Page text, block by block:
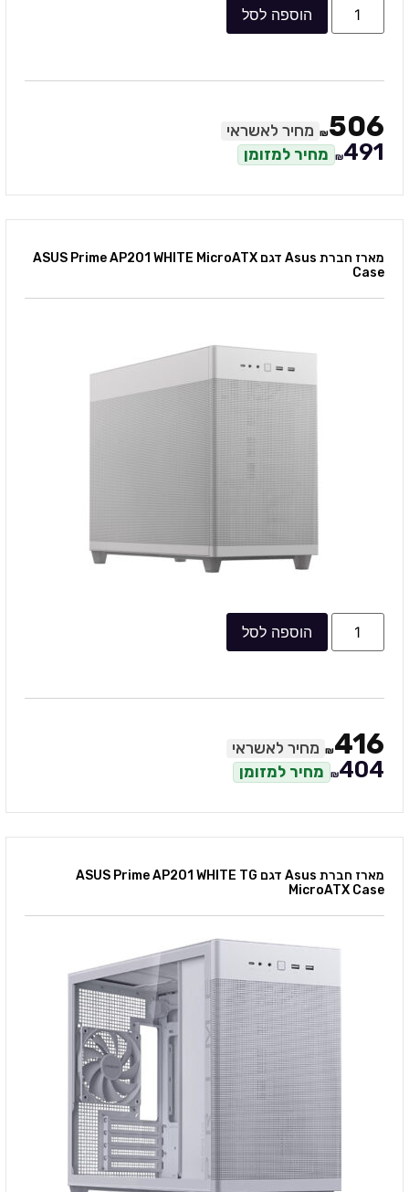
הוספה לסל
₪506 מחיר לאשראי
₪491 מחיר למזומן
מארז חברת Asus דגם ASUS Prime AP201 WHITE MicroATX
Case
הוספה לסל
₪416 מחיר לאשראי
₪404 מחיר למזומן
מארז חברת Asus דגם ASUS Prime AP201 WHITE TG
MicroATX Case